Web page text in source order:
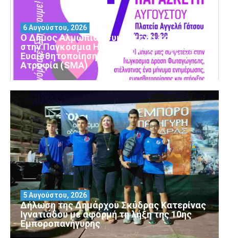
Ο Δήμος Αλμωπίας συμμετέχει και φέτος
στην Παγκόσμια Ημέρα Ενημέρωσης και
Ευαισθητοποίησης για τη Νωτιαία Μυϊκή
Ατροφία (SMA)
6 Αυγούστου, 2026
Δήλωση της Δημάρχου Σκύδρας Κατερίνας
Ιγνατιάδου με αφορμή τη λήξη της 10ης
Εμποροπανήγυρης
5 Αυγούστου, 2026